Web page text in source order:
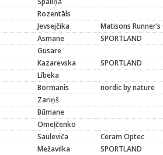
Rozentāls
Jevsejčika
Matisons Runner’s
Asmane
SPORTLAND
Gusare
Kazarevska
SPORTLAND
Lībeka
Bormanis
nordic by nature
Zariņš
Būmane
Omeļčenko
Sauleviča
Ceram Optec
Mežavilka
SPORTLAND